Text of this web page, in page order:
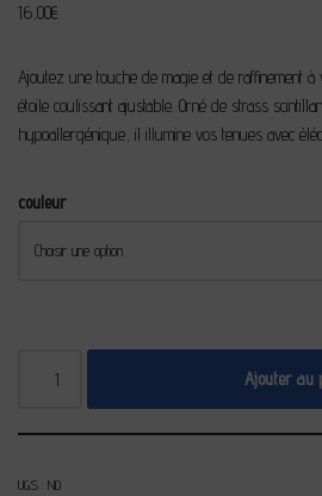
16,00€
Ajoutez une touche de magie et de raffinement
étoile coulissant ajustable. Orné de strass
hypoallergénique, il illumine vos tenues avec
couleur
Ajouter au
UGS : ND